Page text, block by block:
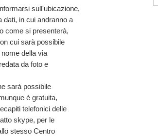
sull'ubicazione,
dati, in cui andranno a
come si presenterà,
cui sarà possibile
della via
da foto e
sarà possibile
è gratuita,
telefonici delle
skype, per le
stesso Centro